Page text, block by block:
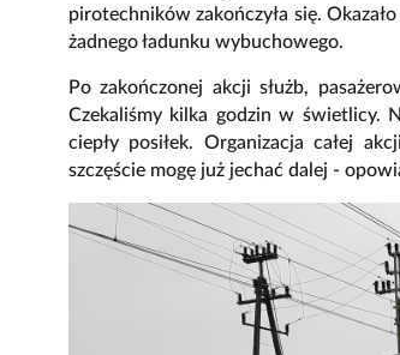
pirotechników zakończyła się.
żadnego ładunku wybuchowego.
Po zakończonej akcji służb,
Czekaliśmy kilka godzin w świetlicy.
ciepły posiłek. Organizacja całej
szczęście mogę już jechać dalej -